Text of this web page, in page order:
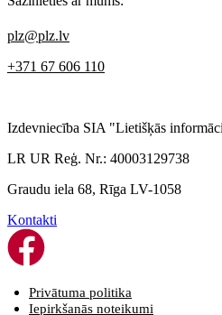
plz@plz.lv
+371 67 606 110
Izdevniecība SIA "Lietišķās
LR UR Reģ. Nr.: 40003129738
Graudu iela 68, Rīga LV-1058
Kontakti
Privātuma politika
Iepirkšanās noteikumi